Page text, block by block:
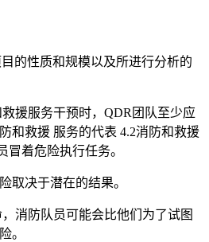
的性质和规模以及所进行分析的
援服务干预时，QDR团队至少应
和救援 服务的代表 4.2消防和救援
冒着危险执行任务。
取决于潜在的结果。
消防队员可能会比他们为了试图
。